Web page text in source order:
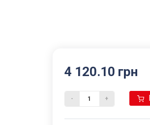
4 120.10 грн
- +